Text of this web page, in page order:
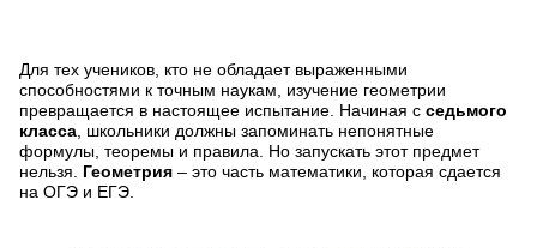
Для тех учеников, кто не обладает выраженными
способностями к точным наукам, изучение геометрии
превращается в настоящее испытание. Начиная с седьмого
класса , школьники должны запоминать непонятные
формулы, теоремы и правила. Но запускать этот предмет
нельзя. Геометрия – это часть математики, которая сдается
на ОГЭ и ЕГЭ.